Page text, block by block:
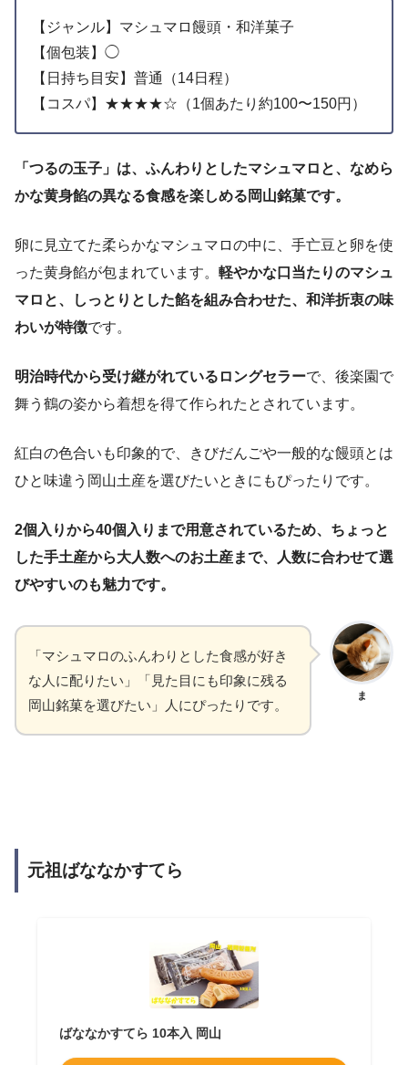
【ジャンル】マシュマロ饅頭・和洋菓子
【個包装】◯
【日持ち目安】普通（14日程）
【コスパ】★★★★☆（1個あたり約100〜150円）
「つるの玉子」は、ふんわりとしたマシュマロと、なめら
かな黄身餡の異なる食感を楽しめる岡山銘菓です。
卵に見立てた柔らかなマシュマロの中に、手亡豆と卵を使
った黄身餡が包まれています。 軽やかな口当たりのマシュ
マロと、しっとりとした餡を組み合わせた、和洋折衷の味
わいが特徴です。
明治時代から受け継がれているロングセラーで、後楽園で
舞う鶴の姿から着想を得て作られたとされています。
紅白の色合いも印象的で、きびだんごや一般的な饅頭とは
ひと味違う岡山土産を選びたいときにもぴったりです。
2個入りから40個入りまで用意されているため、ちょっと
した手土産から大人数へのお土産まで、人数に合わせて選
びやすいのも魅力です。
ま
「マシュマロのふんわりとした食感が好き
な人に配りたい」「見た目にも印象に残る
岡山銘菓を選びたい」人にぴったりです。
元祖ばななかすてら
ばななかすてら 10本入 岡山